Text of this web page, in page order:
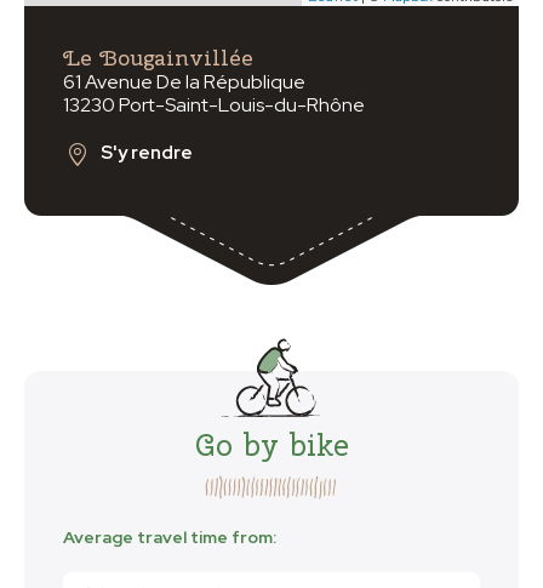
Le Bougainvillée
61 Avenue De la République
13230 Port-Saint-Louis-du-Rhône
S'y rendre
Go by bike
Average travel time from: